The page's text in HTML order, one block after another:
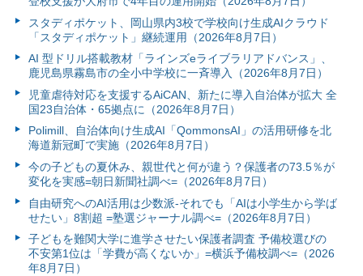
スタディポケット、岡山県内3校で学校向け生成AIクラウド
「スタディポケット」継続運用（2026年8月7日）
AI 型ドリル搭載教材「ラインズeライブラリアドバンス」、
鹿児島県霧島市の全小中学校に一斉導入（2026年8月7日）
児童虐待対応を支援するAiCAN、新たに導入自治体が拡大 全
国23自治体・65拠点に（2026年8月7日）
Polimill、自治体向け生成AI「QommonsAI」の活用研修を北
海道新冠町で実施（2026年8月7日）
今の子どもの夏休み、親世代と何が違う？保護者の73.5％が
変化を実感=朝日新聞社調べ=（2026年8月7日）
自由研究へのAI活用は少数派-それでも「AIは小学生から学ば
せたい」8割超 =塾選ジャーナル調べ=（2026年8月7日）
子どもを難関大学に進学させたい保護者調査 予備校選びの
不安第1位は「学費が高くないか」=横浜予備校調べ=（2026
年8月7日）